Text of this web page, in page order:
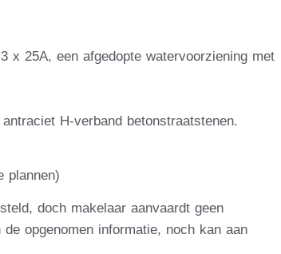
x 25A, een afgedopte watervoorziening met
H-verband betonstraatstenen.
plannen)
doch makelaar aanvaardt geen
opgenomen informatie, noch kan aan